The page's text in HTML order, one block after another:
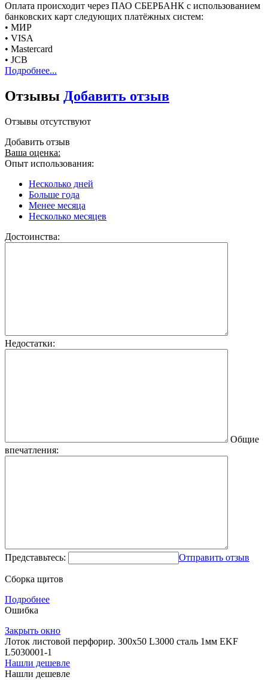
Оплата происходит через ПАО СБЕРБАНК с использованием
банковских карт следующих платёжных систем:
• МИР
• VISA
• Mastercard
• JCB
Подробнее...
Отзывы Добавить отзыв
Отзывы отсутствуют
Добавить отзыв
Ваша оценка:
Опыт использования:
Несколько дней
Больше года
Менее месяца
Несколько месяцев
Достоинства:
Недостатки:
Общие
впечатления:
Представьтесь: Отправить отзыв
Сборка щитов
Подробнее
Ошибка
Закрыть окно
Лоток листовой перфорир. 300х50 L3000 сталь 1мм EKF
L5030001-1
Нашли дешевле
Нашли дешевле